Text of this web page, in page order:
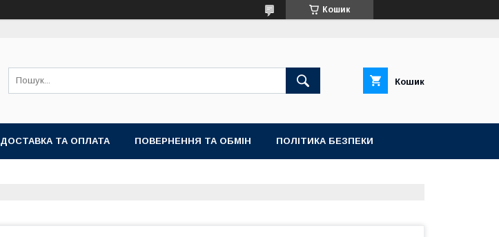
Кошик
Кошик
ДОСТАВКА ТА ОПЛАТА ПОВЕРНЕННЯ ТА ОБМІН ПОЛІТИКА БЕЗПЕКИ